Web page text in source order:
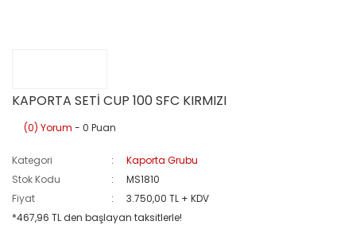
KAPORTA SETİ CUP 100 SFC KIRMIZI
(0) Yorum - 0 Puan
Kategori
Kaporta Grubu
Stok Kodu
MS1810
Fiyat
3.750,00 TL + KDV
*467,96 TL den başlayan taksitlerle!